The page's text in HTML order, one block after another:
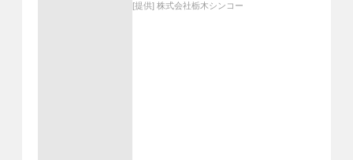
[提供] 株式会社栃木シンコー